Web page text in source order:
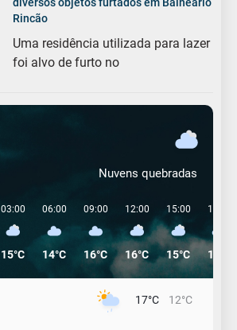
Rincão
Uma residência utilizada para lazer
foi alvo de furto no
Nuvens quebradas
03:00
15°C
06:00
14°C
09:00
16°C
12:00
16°C
15:00
15°C
18:00
14°C
17°C 12°C